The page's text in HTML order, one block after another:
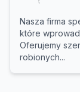
Nasza firma
które
Oferujemy
robionych...